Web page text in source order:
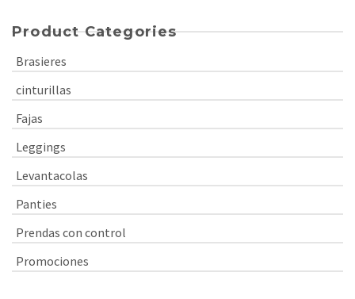
Product Categories
Brasieres
cinturillas
Fajas
Leggings
Levantacolas
Panties
Prendas con control
Promociones